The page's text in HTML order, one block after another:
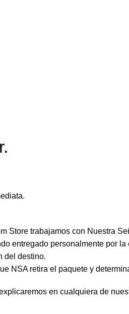
trabajamos con Nuestra
entregado personalmente por la
del destino.
NSA retira el paquete y
en cualquiera de